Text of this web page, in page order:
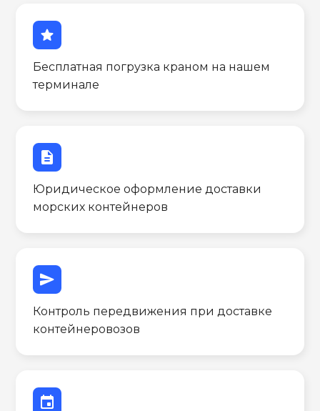
star
Бесплатная погрузка краном на нашем
терминале
description
Юридическое оформление доставки
морских контейнеров
send
Контроль передвижения при доставке
контейнеровозов
event